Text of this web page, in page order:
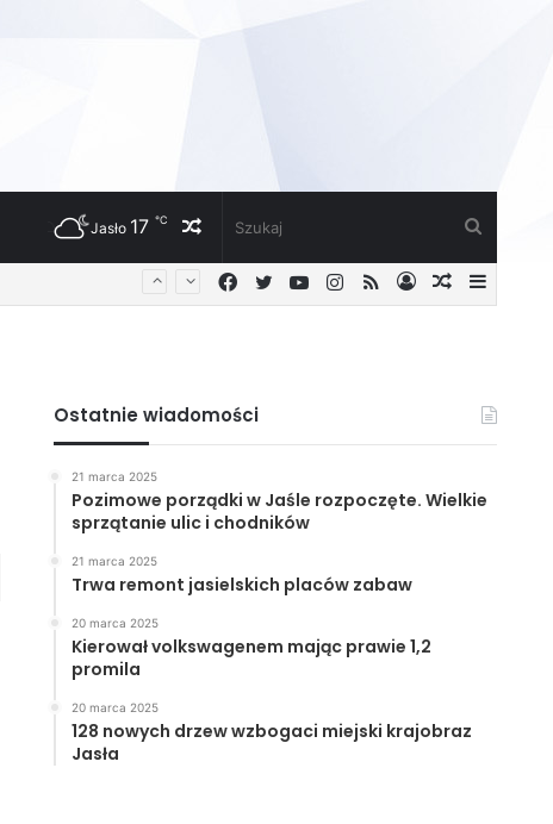
Losowy
artykuł
Jasło 17 ℃
Losowy
Zaloguj
RSS
Instagram
YouTube
Twitter
Facebook
Ostatnie wiadomości
21 marca 2025
Pozimowe porządki w Jaśle rozpoczęte. Wielkie
sprzątanie ulic i chodników
21 marca 2025
Trwa remont jasielskich placów zabaw
20 marca 2025
Kierował volkswagenem mając prawie 1,2
promila
20 marca 2025
128 nowych drzew wzbogaci miejski krajobraz
Jasła